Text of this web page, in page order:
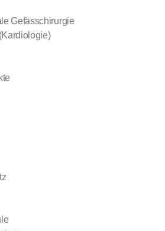
Gefässchirurgie